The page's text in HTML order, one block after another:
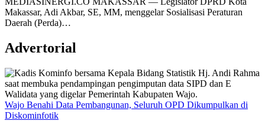
Makassar, Adi Akbar, SE, MM, menggelar Sosialisasi Peraturan
Daerah (Perda)…
Advertorial
Wajo Benahi Data Pembangunan, Seluruh OPD Dikumpulkan di
Diskominfotik